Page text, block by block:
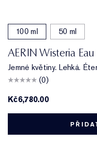
100 ml 50 ml
AERIN Wisteria
Jemné květiny. Lehká.
(0)
Kč6,780.00